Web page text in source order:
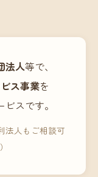
法人等で、
ス事業を
スです。
法人もご相談可